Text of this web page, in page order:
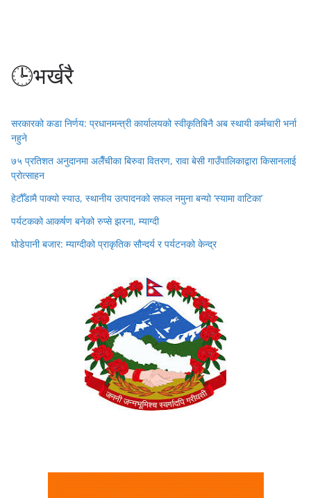
🕒भर्खरै
सरकारको कडा निर्णय: प्रधानमन्त्री कार्यालयको स्वीकृतिबिनै अब स्थायी कर्मचारी भर्ना
नहुने
७५ प्रतिशत अनुदानमा अलैँचीका बिरुवा वितरण, रावा बेसी गाउँपालिकाद्वारा किसानलाई
प्रोत्साहन
हेटौँडामै पाक्यो स्याउ, स्थानीय उत्पादनको सफल नमुना बन्यो ‘स्यामा वाटिका’
पर्यटकको आकर्षण बनेको रुप्से झरना, म्याग्दी
घोडेपानी बजार: म्याग्दीको प्राकृतिक सौन्दर्य र पर्यटनको केन्द्र